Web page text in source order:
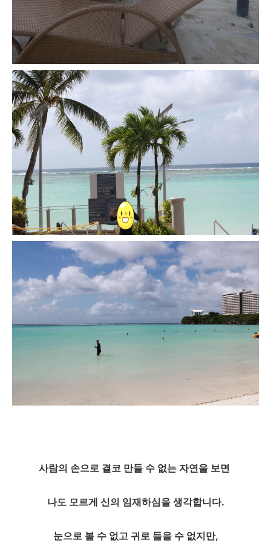
사람의 손으로 결코 만들 수 없는 자연을 보면
나도 모르게 신의 임재하심을 생각합니다.
눈으로 볼 수 없고 귀로 들을 수 없지만,